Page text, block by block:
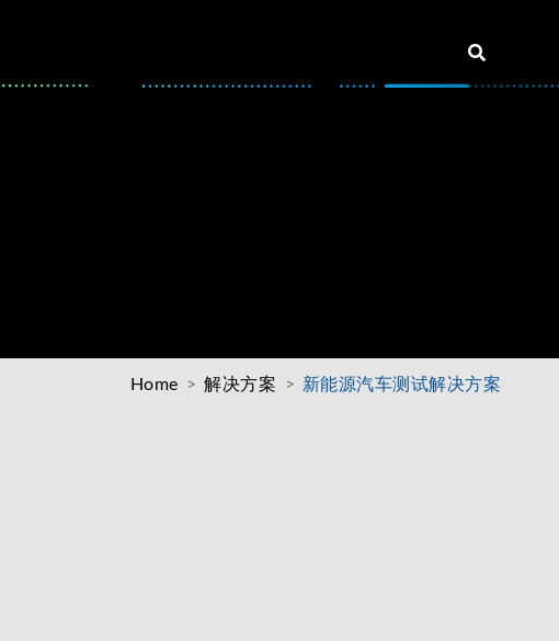
Home 解决方案 新能源汽车测试解决方案